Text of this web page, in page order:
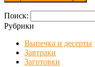
Поиск:
Рубрики
Выпечка и десерты
Завтраки
Заготовки